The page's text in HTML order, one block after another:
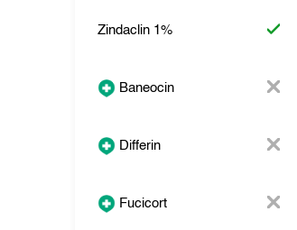
Zindaclin 1%
Baneocin
Differin
Fucicort